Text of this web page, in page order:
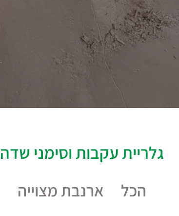
גלריית עקבות וסימני שדה
הכל ארנבת מצוייה